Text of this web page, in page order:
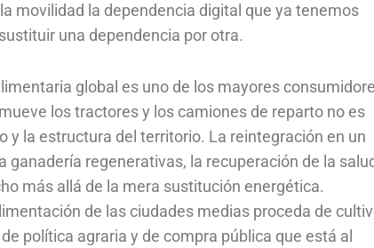
movilidad la dependencia digital que ya tenemos
una dependencia por otra.
global es uno de los mayores
los tractores y los camiones de reparto no es
y la estructura del territorio. La reintegración en un
regenerativas, la recuperación de la
más allá de la mera sustitución energética.
de las ciudades medias proceda de
política agraria y de compra pública que está al